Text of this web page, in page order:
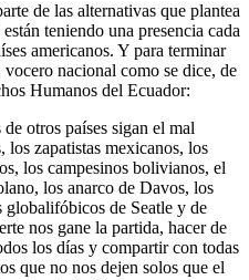
de las alternativas que plantea
teniendo una presencia cada
americanos. Y para terminar
nacional como se dice, de
Humanos del Ecuador:
otros países sigan el mal
los zapatistas mexicanos, los
los campesinos bolivianos, el
los anarco de Davos, los
globalifóbicos de Seatle y de
nos gane la partida, hacer de
los días y compartir con todas
que no nos dejen solos que el